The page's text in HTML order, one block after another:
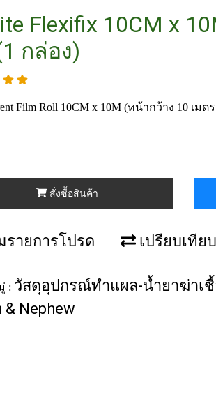
Flexifix 10CM x
กล่อง)
Film Roll 10CM x 10M (หน้ากว้าง 10 เม
สั่งซื้อสินค้า
รายการโปรด เปรียบเทียบ
: วัสดุอุปกรณ์ทำแผล-น้ำยาฆ่าเ
& Nephew